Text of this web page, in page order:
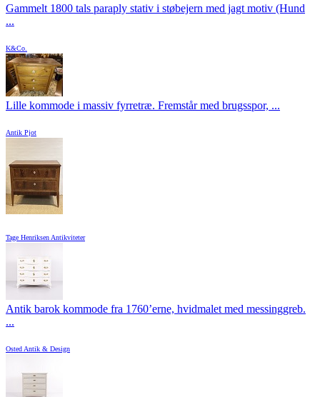
Gammelt 1800 tals paraply stativ i støbejern med jagt motiv (Hund
...
K&Co.
Lille kommode i massiv fyrretræ. Fremstår med brugsspor, ...
Antik Pjot
Tage Henriksen Antikviteter
Antik barok kommode fra 1760’erne, hvidmalet med messinggreb.
...
Osted Antik & Design